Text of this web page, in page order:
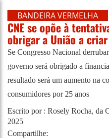
BANDEIRA VERMELHA
CNE se opõe à
obrigar a União a
Se Congresso Nacional
governo será obrigado a
resultado será um aumento na
consumidores por 25 anos
Escrito por : Rosely Rocha, da
2025
Compartilhe: